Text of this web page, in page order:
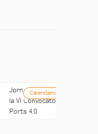
Jornada: Difusión de
la VI Convocatoria de
Ports 4.0
Calendario